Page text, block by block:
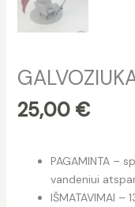
25,00 €
PAGAMINTA –
vandeniui
IŠMATAVIMAI